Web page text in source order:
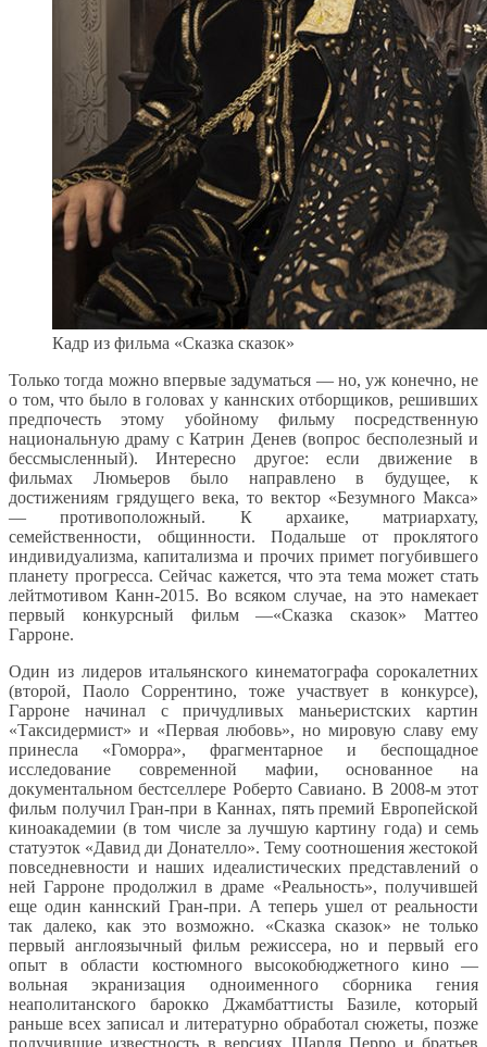
Кадр из фильма «Сказка сказок»
Только тогда можно впервые задуматься — но, уж конечно, не
о том, что было в головах у каннских отборщиков, решивших
предпочесть этому убойному фильму посредственную
национальную драму с Катрин Денев (вопрос бесполезный и
бессмысленный). Интересно другое: если движение в
фильмах Люмьеров было направлено в будущее, к
достижениям грядущего века, то вектор «Безумного Макса»
— противоположный. К архаике, матриархату,
семейственности, общинности. Подальше от проклятого
индивидуализма, капитализма и прочих примет погубившего
планету прогресса. Сейчас кажется, что эта тема может стать
лейтмотивом Канн-2015. Во всяком случае, на это намекает
первый конкурсный фильм —«Сказка сказок» Маттео
Гарроне.
Один из лидеров итальянского кинематографа сорокалетних
(второй, Паоло Соррентино, тоже участвует в конкурсе),
Гарроне начинал с причудливых маньеристских картин
«Таксидермист» и «Первая любовь», но мировую славу ему
принесла «Гоморра», фрагментарное и беспощадное
исследование современной мафии, основанное на
документальном бестселлере Роберто Савиано. В 2008-м этот
фильм получил Гран-при в Каннах, пять премий Европейской
киноакадемии (в том числе за лучшую картину года) и семь
статуэток «Давид ди Донателло». Тему соотношения жестокой
повседневности и наших идеалистических представлений о
ней Гарроне продолжил в драме «Реальность», получившей
еще один каннский Гран-при. А теперь ушел от реальности
так далеко, как это возможно. «Сказка сказок» не только
первый англоязычный фильм режиссера, но и первый его
опыт в области костюмного высокобюджетного кино —
вольная экранизация одноименного сборника гения
неаполитанского барокко Джамбаттисты Базиле, который
раньше всех записал и литературно обработал сюжеты, позже
получившие известность в версиях Шарля Перро и братьев